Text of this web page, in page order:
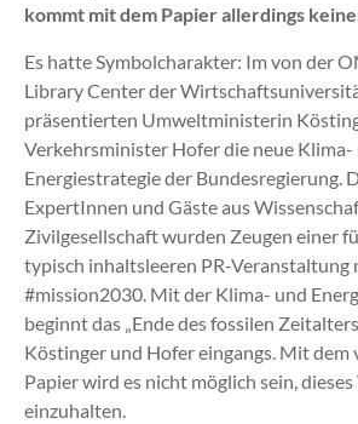
kommt mit dem Papier allerdings
Es hatte Symbolcharakter: Im von der
Library Center der
präsentierten Umweltministerin
Verkehrsminister Hofer die neue Klima-
Energiestrategie der Bundesregierung.
ExpertInnen und Gäste aus
Zivilgesellschaft wurden Zeugen einer
typisch inhaltsleeren PR-Veranstaltung
#mission2030. Mit der Klima- und
beginnt das „Ende des fossilen
Köstinger und Hofer eingangs. Mit dem
Papier wird es nicht möglich sein,
einzuhalten.